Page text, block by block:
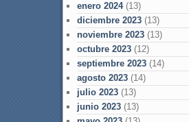
enero 2024(13)
diciembre 2023(13)
noviembre 2023(13)
octubre 2023(12)
septiembre 2023(14)
agosto 2023(14)
julio 2023(13)
junio 2023(13)